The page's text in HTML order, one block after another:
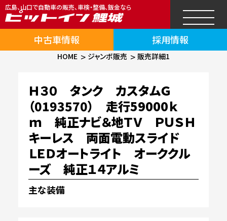
広島、山口で自動車の販売、車検・整備、鈑金なら
中古車情報 採用情報
HOME ジャンボ販売 販売詳細1
Ｈ３０ タンク カスタムＧ
（0193570） 走行59000ｋ
ｍ 純正ナビ＆地ＴＶ ＰＵＳＨ
キーレス 両面電動スライド
ＬＥＤオートライト オーククル
ーズ 純正１４アルミ
主な装備